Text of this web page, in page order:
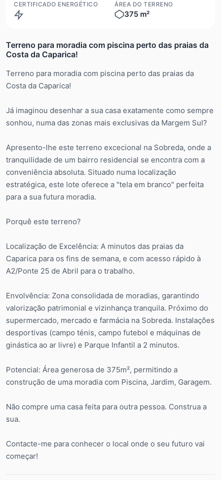
CERTIFICADO ENERGÉTICO
ÁREA DO TERRENO
375 m²
Terreno para moradia com piscina perto das praias da
Costa da Caparica!
Terreno para moradia com piscina perto das praias da
Costa da Caparica!
Já imaginou desenhar a sua casa exatamente como sempre
sonhou, numa das zonas mais exclusivas da Margem Sul?
Apresento-lhe este terreno excecional na Sobreda, onde a
tranquilidade de um bairro residencial se encontra com a
conveniência absoluta. Situado numa localização
estratégica, este lote oferece a "tela em branco" perfeita
para a sua futura moradia.
Porquê este terreno?
Localização de Excelência: A minutos das praias da
Caparica para os fins de semana, e com acesso rápido à
A2/Ponte 25 de Abril para o trabalho.
Envolvência: Zona consolidada de moradias, garantindo
valorização patrimonial e vizinhança tranquila. Próximo do
supermercado, mercado e farmácia na Sobreda. Instalações
desportivas (campo ténis, campo futebol e máquinas de
ginástica ao ar livre) e Parque Infantil a 2 minutos.
Potencial: Área generosa de 375m², permitindo a
construção de uma moradia com Piscina, Jardim, Garagem.
Não compre uma casa feita para outra pessoa. Construa a
sua.
Contacte-me para conhecer o local onde o seu futuro vai
começar!